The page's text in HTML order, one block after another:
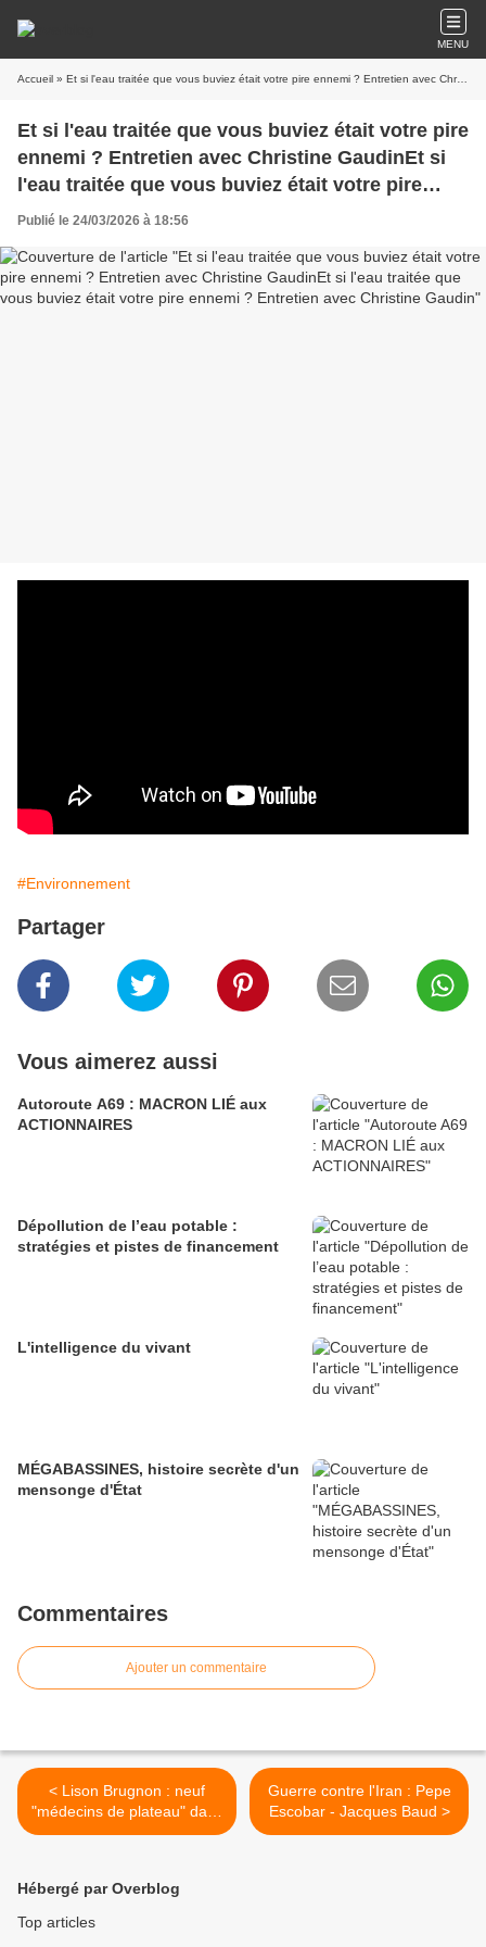
MENU
Accueil » Et si l'eau traitée que vous buviez était votre pire ennemi ? Entretien avec Christine GaudinEt si l'eau traitée que vous buviez était votre pire ennemi ? Entretien avec Christine Gaudin
Et si l'eau traitée que vous buviez était votre pire
ennemi ? Entretien avec Christine GaudinEt si
l'eau traitée que vous buviez était votre pire
ennemi ? Entretien avec Christine Gaudin
Publié le 24/03/2026 à 18:56
#Environnement
Partager
Vous aimerez aussi
Autoroute A69 : MACRON LIÉ aux
ACTIONNAIRES
Dépollution de l’eau potable :
stratégies et pistes de financement
L'intelligence du vivant
MÉGABASSINES, histoire secrète d'un
mensonge d'État
Commentaires
Ajouter un commentaire
< Lison Brugnon : neuf
"médecins de plateau" dans
le viseur du Syndicat
Guerre contre l'Iran : Pepe
Escobar - Jacques Baud >
Hébergé par Overblog
Top articles